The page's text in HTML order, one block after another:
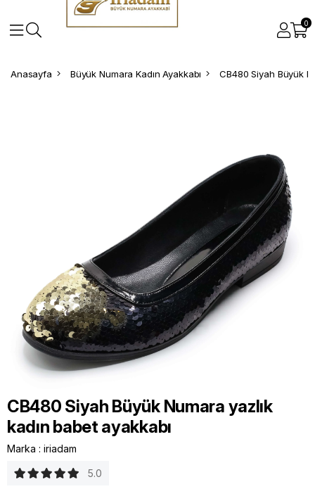
0
Anasayfa Büyük Numara Kadın Ayakkabı
CB480 Siyah Büyük Numara yazlık
kadın babet ayakkabı
Marka : iriadam
5.0